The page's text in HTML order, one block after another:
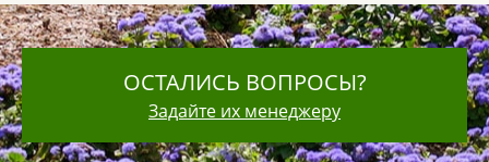
ОСТАЛИСЬ ВОПРОСЫ?
Задайте их менеджеру